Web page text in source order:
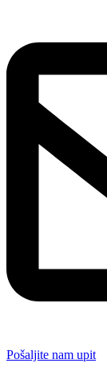
Pošaljite nam upit